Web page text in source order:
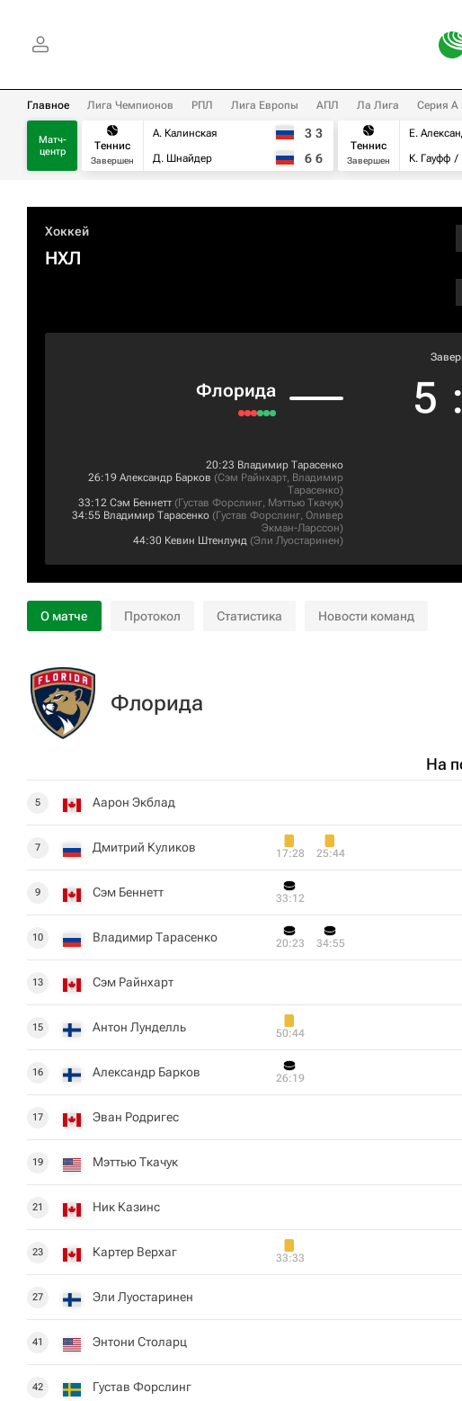
Главное Лига Чемпионов РПЛ Лига Европы АПЛ Ла Лига Серия А
Матч-
центр
Теннис
Завершен
А. Калинская
Д. Шнайдер
3 3
6 6
Теннис
Завершен
Е.
К. Гауфф
Хоккей
НХЛ
Флорида 5 :
20:23 Владимир Тарасенко
26:19 Александр Барков (Сэм Райнхарт, Владимир
Тарасенко)
33:12 Сэм Беннетт (Густав Форслинг, Мэттью Ткачук)
34:55 Владимир Тарасенко (Густав Форслинг, Оливер
Экман-Ларссон)
44:30 Кевин Штенлунд (Эли Луостаринен)
О матче Протокол Статистика Новости команд
Флорида
На
5 Аарон Экблад
7 Дмитрий Куликов 17:28 25:44
9 Сэм Беннетт 33:12
10 Владимир Тарасенко 20:23 34:55
13 Сэм Райнхарт
15 Антон Лунделль 50:44
16 Александр Барков 26:19
17 Эван Родригес
19 Мэттью Ткачук
21 Ник Казинс
23 Картер Верхаг 33:33
27 Эли Луостаринен
41 Энтони Столарц
42 Густав Форслинг